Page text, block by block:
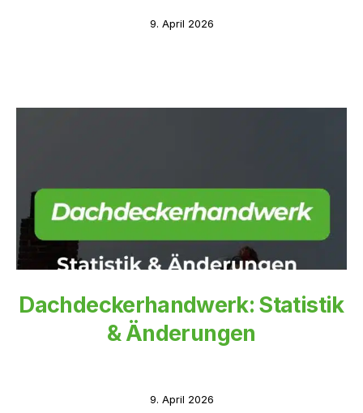
9. April 2026
Dachdeckerhandwerk: Statistik
& Änderungen
9. April 2026